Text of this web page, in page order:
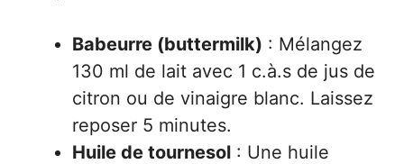
Babeurre (buttermilk) : Mélangez
130 ml de lait avec 1 c.à.s de jus de
citron ou de vinaigre blanc. Laissez
reposer 5 minutes.
Huile de tournesol : Une huile